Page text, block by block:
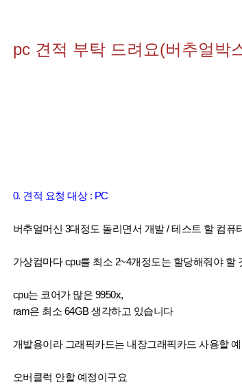
pc 견적 부탁 드려요(버추얼박
0. 견적 요청 대상 : PC
버추얼머신 3대정도 돌리면서 개발 / 테스트 할 컴퓨
가상컴마다 cpu를 최소 2~4개정도는 할당해줘야 할
cpu는 코어가 많은 9950x,
ram은 최소 64GB 생각하고 있습니다
개발용이라 그래픽카드는 내장그래픽카드 사용할
오버클럭 안할 예정이구요